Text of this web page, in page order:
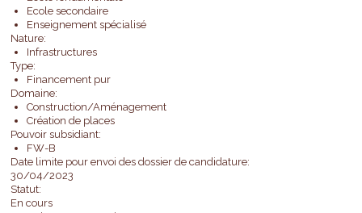
Ecole secondaire
Enseignement spécialisé
Nature:
Infrastructures
Type:
Financement pur
Domaine:
Construction/Aménagement
Création de places
Pouvoir subsidiant:
FW-B
Date limite pour envoi des dossier de candidature:
30/04/2023
Statut:
En cours